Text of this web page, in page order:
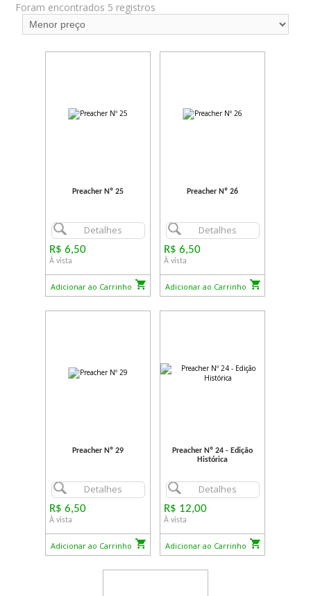
Foram encontrados 5 registros
Preacher Nº 25
Detalhes
R$ 6,50
À vista
Adicionar ao Carrinho
Preacher Nº 26
Detalhes
R$ 6,50
À vista
Adicionar ao Carrinho
Preacher Nº 29
Detalhes
R$ 6,50
À vista
Adicionar ao Carrinho
Preacher Nº 24 - Edição
Histórica
Detalhes
R$ 12,00
À vista
Adicionar ao Carrinho